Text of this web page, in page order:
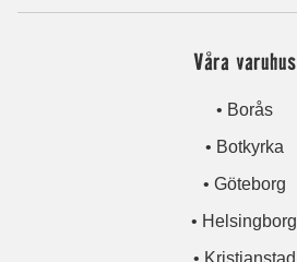
Våra varuhus
• Borås
• Botkyrka
• Göteborg
• Helsingborg
• Kristianstad